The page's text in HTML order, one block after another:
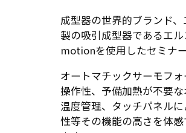
成型器の世界的ブランド
製の吸引成型器であるエ
motionを使用したセミナー
オートマチックサーモフ
操作性、予備加熱が不要
温度管理、タッチパネル
性等その機能の高さを体